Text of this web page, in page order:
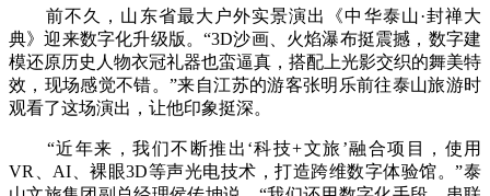
前不久，山东省最大户外实景演出《中华泰山·封禅大
典》迎来数字化升级版。“3D沙画、火焰瀑布挺震撼，数字建
模还原历史人物衣冠礼器也蛮逼真，搭配上光影交织的舞美特
效，现场感觉不错。”来自江苏的游客张明乐前往泰山旅游时
观看了这场演出，让他印象挺深。
“近年来，我们不断推出‘科技+文旅’融合项目，使用
VR、AI、裸眼3D等声光电技术，打造跨维数字体验馆。”泰